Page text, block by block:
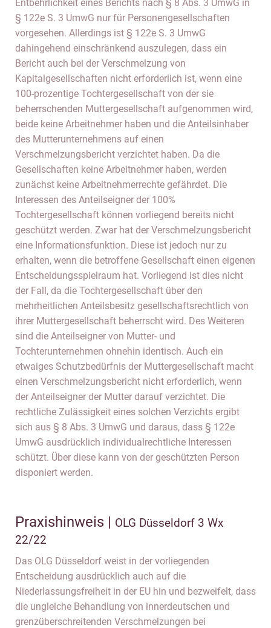
Entbehrlichkeit eines Berichts nach § 8 Abs. 3 UmwG in
§ 122e S. 3 UmwG nur für Personengesellschaften
vorgesehen. Allerdings ist § 122e S. 3 UmwG
dahingehend einschränkend auszulegen, dass ein
Bericht auch bei der Verschmelzung von
Kapitalgesellschaften nicht erforderlich ist, wenn eine
100-prozentige Tochtergesellschaft von der sie
beherrschenden Muttergesellschaft aufgenommen wird,
beide keine Arbeitnehmer haben und die Anteilsinhaber
des Mutterunternehmens auf einen
Verschmelzungsbericht verzichtet haben. Da die
Gesellschaften keine Arbeitnehmer haben, werden
zunächst keine Arbeitnehmerrechte gefährdet. Die
Interessen des Anteilseigner der 100%
Tochtergesellschaft können vorliegend bereits nicht
geschützt werden. Zwar hat der Verschmelzungsbericht
eine Informationsfunktion. Diese ist jedoch nur zu
erhalten, wenn die betroffene Gesellschaft einen eigenen
Entscheidungsspielraum hat. Vorliegend ist dies nicht
der Fall, da die Tochtergesellschaft über den
mehrheitlichen Anteilsbesitz gesellschaftsrechtlich von
ihrer Muttergesellschaft beherrscht wird. Des Weiteren
sind die Anteilseigner von Mutter- und
Tochterunternehmen ohnehin identisch. Auch ein
etwaiges Schutzbedürfnis der Muttergesellschaft macht
einen Verschmelzungsbericht nicht erforderlich, wenn
der Anteilseigner der Mutter darauf verzichtet. Die
rechtliche Zulässigkeit eines solchen Verzichts ergibt
sich aus § 8 Abs. 3 UmwG und daraus, dass § 122e
UmwG ausdrücklich individualrechtliche Interessen
schützt. Über diese kann von der geschützten Person
disponiert werden.
Praxishinweis | OLG Düsseldorf 3 Wx
22/22
Das OLG Düsseldorf weist in der vorliegenden
Entscheidung ausdrücklich auch auf die
Niederlassungsfreiheit in der EU hin und bezweifelt, dass
die ungleiche Behandlung von innerdeutschen und
grenzüberschreitenden Verschmelzungen bei